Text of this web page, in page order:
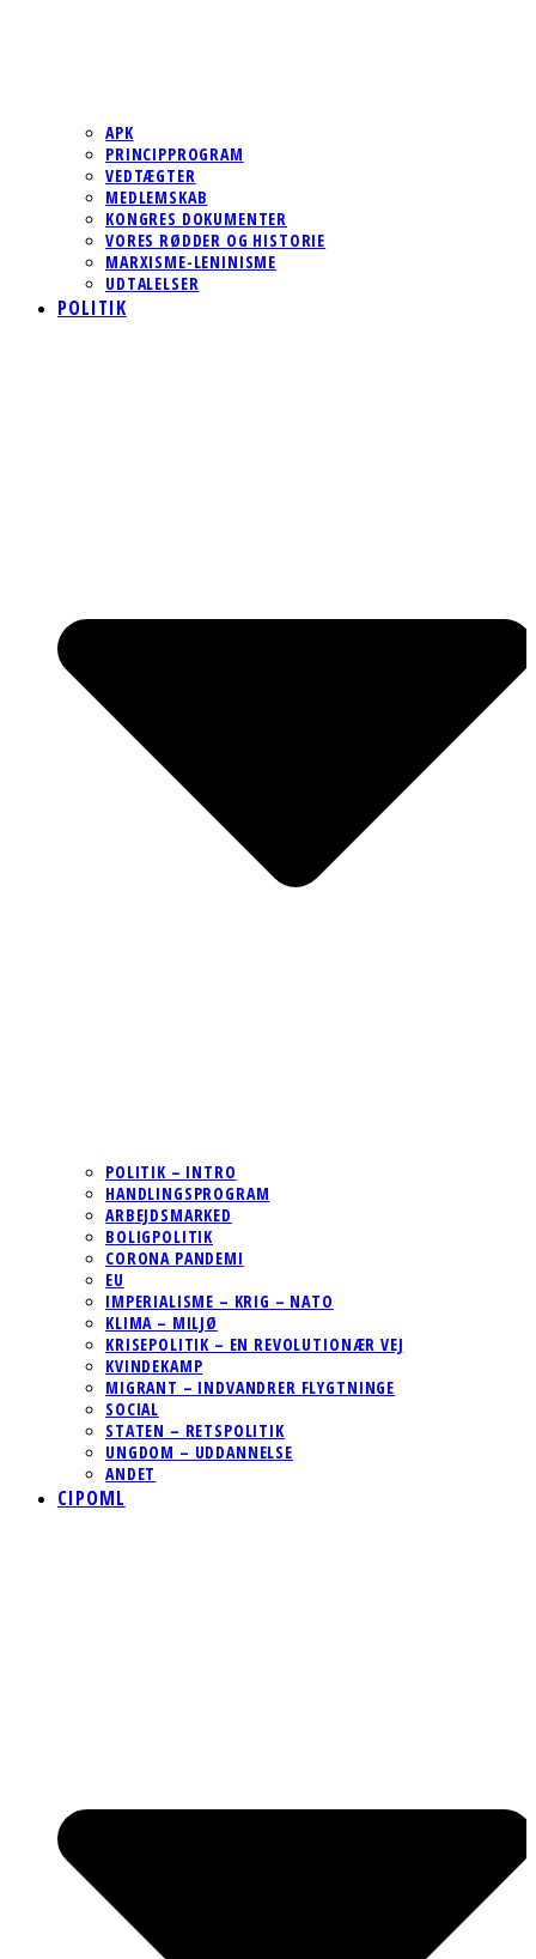
APK
PRINCIPPROGRAM
VEDTÆGTER
MEDLEMSKAB
KONGRES DOKUMENTER
VORES RØDDER OG HISTORIE
MARXISME-LENINISME
UDTALELSER
POLITIK
POLITIK – INTRO
HANDLINGSPROGRAM
ARBEJDSMARKED
BOLIGPOLITIK
CORONA PANDEMI
EU
IMPERIALISME – KRIG – NATO
KLIMA – MILJØ
KRISEPOLITIK – EN REVOLUTIONÆR VEJ
KVINDEKAMP
MIGRANT – INDVANDRER FLYGTNINGE
SOCIAL
STATEN – RETSPOLITIK
UNGDOM – UDDANNELSE
ANDET
CIPOML